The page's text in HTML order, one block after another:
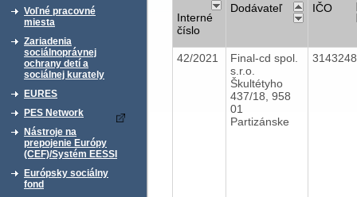
Voľné pracovné
miesta
Zariadenia
sociálnoprávnej
ochrany detí a
sociálnej kurately
EURES
PES Network
Nástroje na
prepojenie Európy
(CEF)/Systém EESSI
Európsky sociálny
fond
Interné
číslo
Dodávateľ IČO
42/2021
Final-cd spol.
s.r.o.
Škultétyho
437/18, 958
01
Partizánske